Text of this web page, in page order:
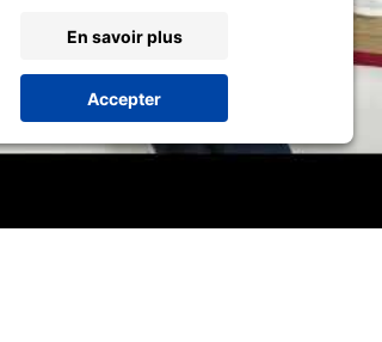
En savoir plus
Accepter